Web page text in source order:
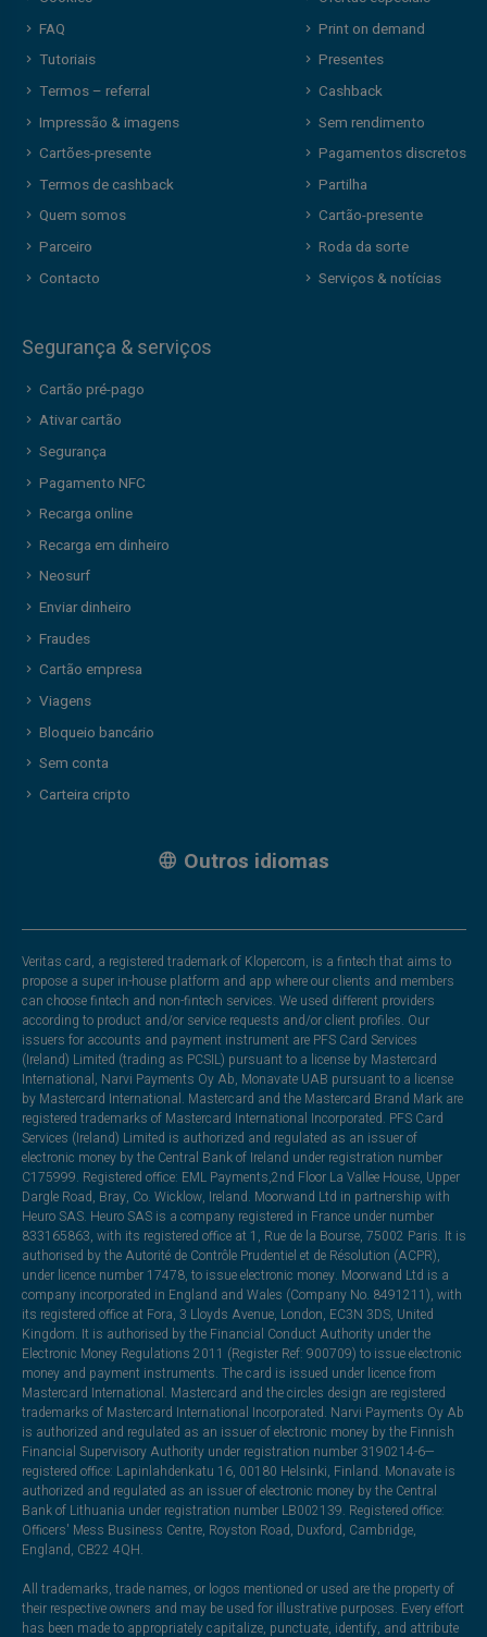
FAQ
Tutoriais
Termos – referral
Impressão & imagens
Cartões-presente
Termos de cashback
Quem somos
Parceiro
Contacto
Print on demand
Presentes
Cashback
Sem rendimento
Pagamentos discretos
Partilha
Cartão-presente
Roda da sorte
Serviços & notícias
Segurança & serviços
Cartão pré-pago
Ativar cartão
Segurança
Pagamento NFC
Recarga online
Recarga em dinheiro
Neosurf
Enviar dinheiro
Fraudes
Cartão empresa
Viagens
Bloqueio bancário
Sem conta
Carteira cripto
Outros idiomas
Veritas card, a registered trademark of Klopercom, is a fintech that aims to
propose a super in-house platform and app where our clients and members
can choose fintech and non-fintech services. We used different providers
according to product and/or service requests and/or client profiles. Our
issuers for accounts and payment instrument are PFS Card Services
(Ireland) Limited (trading as PCSIL) pursuant to a license by Mastercard
International, Narvi Payments Oy Ab, Monavate UAB pursuant to a license
by Mastercard International. Mastercard and the Mastercard Brand Mark are
registered trademarks of Mastercard International Incorporated. PFS Card
Services (Ireland) Limited is authorized and regulated as an issuer of
electronic money by the Central Bank of Ireland under registration number
C175999. Registered office: EML Payments,2nd Floor La Vallee House, Upper
Dargle Road, Bray, Co. Wicklow, Ireland. Moorwand Ltd in partnership with
Heuro SAS. Heuro SAS is a company registered in France under number
833165863, with its registered office at 1, Rue de la Bourse, 75002 Paris. It is
authorised by the Autorité de Contrôle Prudentiel et de Résolution (ACPR),
under licence number 17478, to issue electronic money. Moorwand Ltd is a
company incorporated in England and Wales (Company No. 8491211), with
its registered office at Fora, 3 Lloyds Avenue, London, EC3N 3DS, United
Kingdom. It is authorised by the Financial Conduct Authority under the
Electronic Money Regulations 2011 (Register Ref: 900709) to issue electronic
money and payment instruments. The card is issued under licence from
Mastercard International. Mastercard and the circles design are registered
trademarks of Mastercard International Incorporated. Narvi Payments Oy Ab
is authorized and regulated as an issuer of electronic money by the Finnish
Financial Supervisory Authority under registration number 3190214-6—
registered office: Lapinlahdenkatu 16, 00180 Helsinki, Finland. Monavate is
authorized and regulated as an issuer of electronic money by the Central
Bank of Lithuania under registration number LB002139. Registered office:
Officers' Mess Business Centre, Royston Road, Duxford, Cambridge,
England, CB22 4QH.
All trademarks, trade names, or logos mentioned or used are the property of
their respective owners and may be used for illustrative purposes. Every effort
has been made to appropriately capitalize, punctuate, identify, and attribute